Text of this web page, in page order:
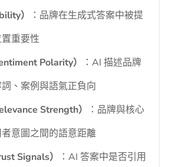
）
：品牌在生成式答案中被提
重要性
Polarity）
：AI 描述品牌
、案例與語氣正負向
Strength）
：品牌與核心
意圖之間的語意距離
Signals）
：AI 答案中是否引用